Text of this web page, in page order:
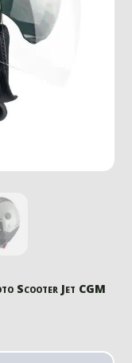
Scooter Jet CGM